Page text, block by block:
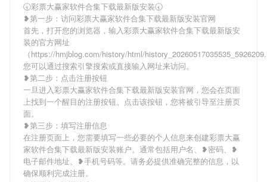
🕣彩票大赢家软件合集下载最新版安装🕣
❥第一步：访问彩票大赢家软件合集下载最新版安装官网
首先，打开您的浏览器，输入彩票大赢家软件合集下载最新版安
装的官方网址
（https://hmjblog.com/history/html/
您可以通过搜索引擎搜索或直接输入网址来访问。
❥第二步：点击注册按钮
一旦进入彩票大赢家软件合集下载最新版安装官网，您会在页面
上找到一个醒目的注册按钮。点击该按钮，您将被引导至注册页
面。
❥第三步：填写注册信息
在注册页面上，您需要填写一些必要的个人信息来创建彩票大赢
家软件合集下载最新版安装账户。通常包括用户名、❥密码、❥
电子邮件地址、❥手机号码等。请务必提供准确完整的信息，以
确保顺利完成注册。